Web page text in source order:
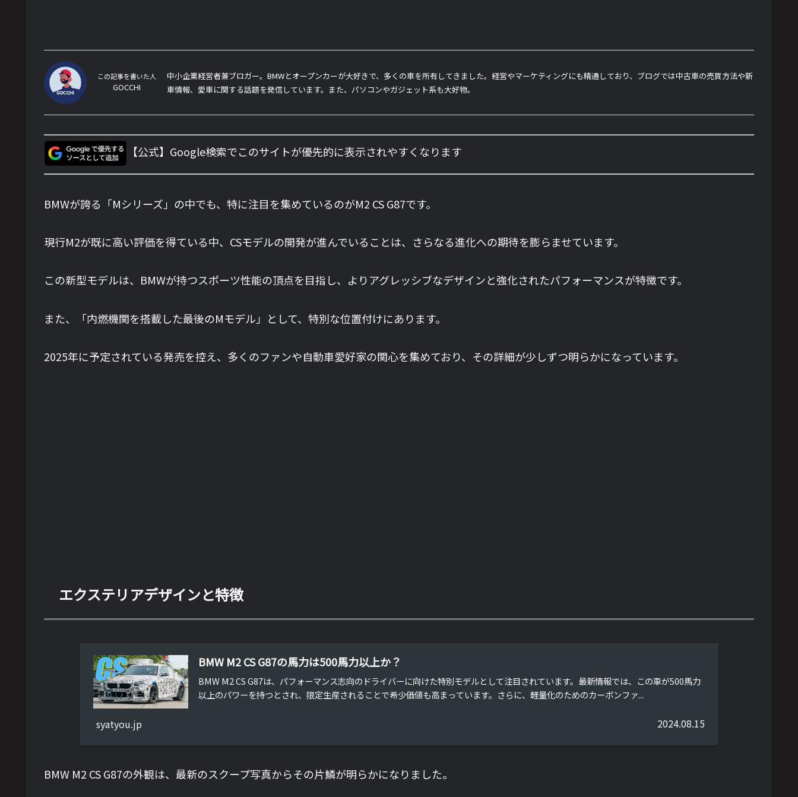
この記事を書いた人
GOCCHI
中小企業経営者兼ブロガー。BMWとオープンカーが大好きで、多くの車を所有してきました。経営やマーケティングにも精通しており、ブログでは中古車の売買方法や新
車情報、愛車に関する話題を発信しています。また、パソコンやガジェット系も大好物。
【公式】Google検索でこのサイトが優先的に表示されやすくなります
BMWが誇る「Mシリーズ」の中でも、特に注目を集めているのがM2 CS G87です。
現行M2が既に高い評価を得ている中、CSモデルの開発が進んでいることは、さらなる進化への期待を膨らませています。
この新型モデルは、BMWが持つスポーツ性能の頂点を目指し、よりアグレッシブなデザインと強化されたパフォーマンスが特徴です。
また、「内燃機関を搭載した最後のMモデル」として、特別な位置付けにあります。
2025年に予定されている発売を控え、多くのファンや自動車愛好家の関心を集めており、その詳細が少しずつ明らかになっています。
エクステリアデザインと特徴
BMW M2 CS G87の馬力は500馬力以上か？
BMW M2 CS G87は、パフォーマンス志向のドライバーに向けた特別モデルとして注目されています。最新情報では、この車が500馬力
以上のパワーを持つとされ、限定生産されることで希少価値も高まっています。さらに、軽量化のためのカーボンファ...
syatyou.jp 2024.08.15
BMW M2 CS G87の外観は、最新のスクープ写真からその片鱗が明らかになりました。